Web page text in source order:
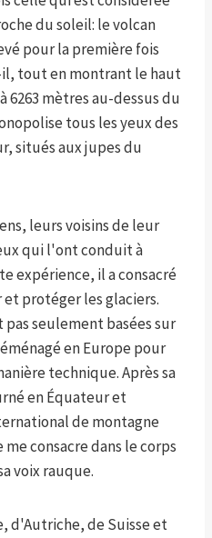
du soleil: le volcan
pour la première fois
il, tout en montrant le haut
6263 mètres au-dessus du
tous les yeux des
situés aux jupes du
leurs voisins de leur
qui l'ont conduit à
expérience, il a consacré
et protéger les glaciers.
pas seulement basées sur
en Europe pour
technique. Après sa
en Équateur et
de montagne
me consacre dans le corps
voix rauque.
d'Autriche, de Suisse et